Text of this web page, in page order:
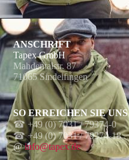
ANSCHRIFT
Tapex GmbH
Mahdentalstr. 87
71065 Sindelfingen
SO ERREICHEN SIE UNS
☎ +49 (0) 7031 / 79374-0
☎+49 (0) 7031 / 79374-18
@ info@tapex.de